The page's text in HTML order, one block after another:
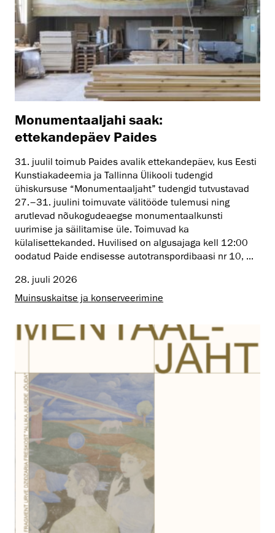
Monumentaaljahi saak:
ettekandepäev Paides
31. juulil toimub Paides avalik ettekandepäev, kus Eesti
Kunstiakadeemia ja Tallinna Ülikooli tudengid
ühiskursuse “Monumentaaljaht” tudengid tutvustavad
27.–31. juulini toimuvate välitööde tulemusi ning
arutlevad nõukogudeaegse monumentaalkunsti
uurimise ja säilitamise üle. Toimuvad ka
külalisettekanded. Huvilised on algusajaga kell 12:00
oodatud Paide endisesse autotranspordibaasi nr 10, ...
28. juuli 2026
Muinsus­kaitse ja konserveerimine